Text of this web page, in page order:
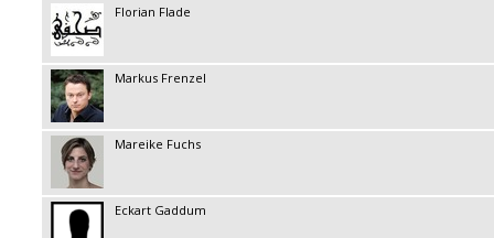
Florian Flade
Markus Frenzel
Mareike Fuchs
Eckart Gaddum